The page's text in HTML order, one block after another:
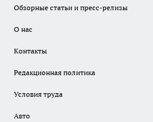
Обзорные статьи и пресс-релизы
О нас
Контакты
Редакционная политика
Условия труда
Авто